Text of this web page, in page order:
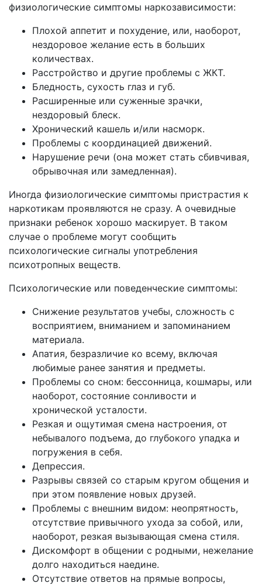
физиологические симптомы наркозависимости:
Плохой аппетит и похудение, или, наоборот,
нездоровое желание есть в больших
количествах.
Расстройство и другие проблемы с ЖКТ.
Бледность, сухость глаз и губ.
Расширенные или суженные зрачки,
нездоровый блеск.
Хронический кашель и/или насморк.
Проблемы с координацией движений.
Нарушение речи (она может стать сбивчивая,
обрывочная или замедленная).
Иногда физиологические симптомы пристрастия к
наркотикам проявляются не сразу. А очевидные
признаки ребенок хорошо маскирует. В таком
случае о проблеме могут сообщить
психологические сигналы употребления
психотропных веществ.
Психологические или поведенческие симптомы:
Снижение результатов учебы, сложность с
восприятием, вниманием и запоминанием
материала.
Апатия, безразличие ко всему, включая
любимые ранее занятия и предметы.
Проблемы со сном: бессонница, кошмары, или
наоборот, состояние сонливости и
хронической усталости.
Резкая и ощутимая смена настроения, от
небывалого подъема, до глубокого упадка и
погружения в себя.
Депрессия.
Разрывы связей со старым кругом общения и
при этом появление новых друзей.
Проблемы с внешним видом: неопрятность,
отсутствие привычного ухода за собой, или,
наоборот, резкая вызывающая смена стиля.
Дискомфорт в общении с родными, нежелание
долго находиться наедине.
Отсутствие ответов на прямые вопросы,